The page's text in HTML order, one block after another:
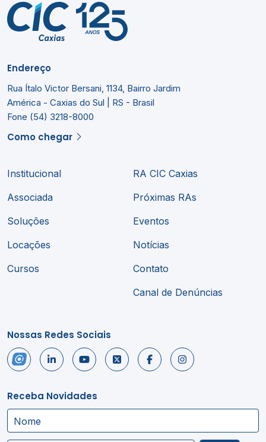
Endereço
Rua Ítalo Victor Bersani, 1134, Bairro Jardim
América - Caxias do Sul | RS - Brasil
Fone (54) 3218-8000
Como chegar
Institucional
Associada
Soluções
Locações
Cursos
RA CIC Caxias
Próximas RAs
Eventos
Notícias
Contato
Canal de Denúncias
Nossas Redes Sociais
Receba Novidades
Nome